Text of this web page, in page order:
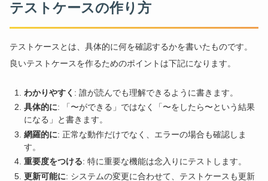
テストケースの作り方
テストケースとは、具体的に何を確認するかを書いたものです。
良いテストケースを作るためのポイントは下記になります。
わかりやすく : 誰が読んでも理解できるように書きます。
具体的に: 「〜ができる」ではなく「〜をしたら〜という結果
になる」と書きます。
網羅的に: 正常な動作だけでなく、エラーの場合も確認しま
す。
重要度をつける: 特に重要な機能は念入りにテストします。
更新可能に: システムの変更に合わせて、テストケースも更新